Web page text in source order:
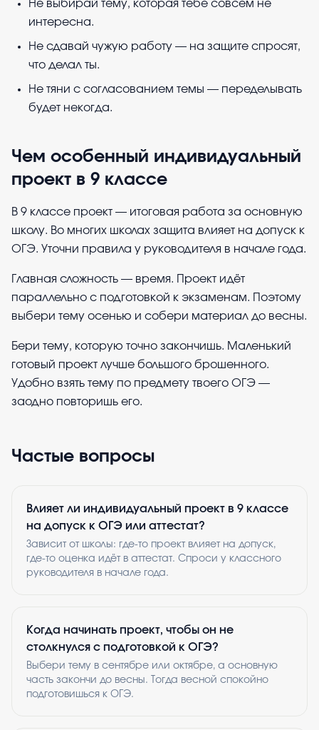
Не выбирай тему, которая тебе совсем не
интересна.
Не сдавай чужую работу — на защите спросят,
что делал ты.
Не тяни с согласованием темы — переделывать
будет некогда.
Чем особенный индивидуальный
проект в 9 классе
В 9 классе проект — итоговая работа за основную
школу. Во многих школах защита влияет на допуск к
ОГЭ. Уточни правила у руководителя в начале года.
Главная сложность — время. Проект идёт
параллельно с подготовкой к экзаменам. Поэтому
выбери тему осенью и собери материал до весны.
Бери тему, которую точно закончишь. Маленький
готовый проект лучше большого брошенного.
Удобно взять тему по предмету твоего ОГЭ —
заодно повторишь его.
Частые вопросы
Влияет ли индивидуальный проект в 9 классе
на допуск к ОГЭ или аттестат?
Зависит от школы: где-то проект влияет на допуск,
где-то оценка идёт в аттестат. Спроси у классного
руководителя в начале года.
Когда начинать проект, чтобы он не
столкнулся с подготовкой к ОГЭ?
Выбери тему в сентябре или октябре, а основную
часть закончи до весны. Тогда весной спокойно
подготовишься к ОГЭ.